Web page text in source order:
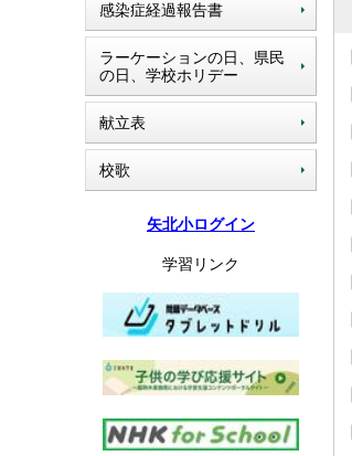
感染症経過報告書
ラーケーションの日、県民
の日、学校ホリデー
献立表
校歌
矢北小ログイン
学習リンク